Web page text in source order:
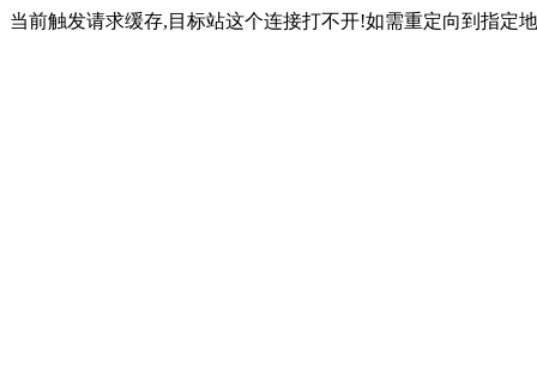
当前触发请求缓存,目标站这个连接打不开!如需重定向到指定